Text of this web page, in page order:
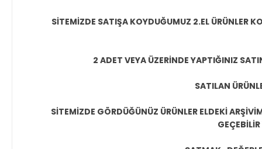
SİTEMİZDE SATIŞA KOYDUĞUMUZ 2.EL ÜRÜNLER
2 ADET VEYA ÜZERİNDE YAPTIĞINIZ
SATILAN
SİTEMİZDE GÖRDÜĞÜNÜZ ÜRÜNLER ELDEKİ